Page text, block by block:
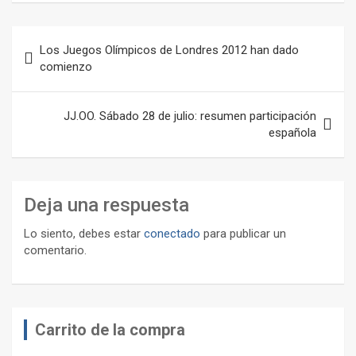
de
entradas
Los Juegos Olímpicos de Londres 2012 han dado
comienzo
JJ.OO. Sábado 28 de julio: resumen participación
española
Deja una respuesta
Lo siento, debes estar conectado para publicar un
comentario.
Carrito de la compra